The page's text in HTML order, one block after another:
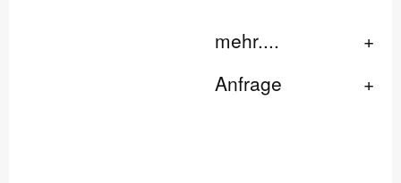
mehr....
Anfrage